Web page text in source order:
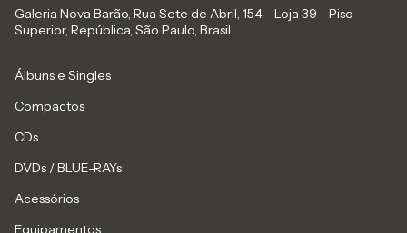
Galeria Nova Barão, Rua Sete de Abril, 154 - Loja 39 - Piso
Superior, República, São Paulo, Brasil
Álbuns e Singles
Compactos
CDs
DVDs / BLUE-RAYs
Acessórios
Equipamentos